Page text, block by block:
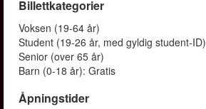
Billettkategorier
Voksen (19-64 år)
Student (19-26 år, med gyldig student-ID)
Senior (over 65 år)
Barn (0-18 år): Gratis
Åpningstider